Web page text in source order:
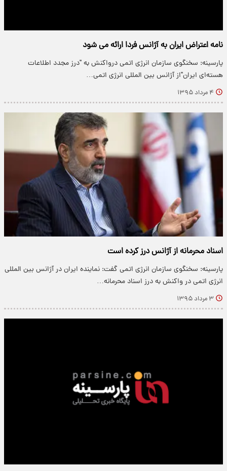
نامه اعتراض ایران به آژانس فردا ارائه می شود
پارسینه: سخنگوی سازمان انرژی اتمی درواکنش به "درز مجدد اطلاعات
هسته‌ای ایران"از آژانس بین المللی انرژی اتمی…
۴ مرداد ۱۳۹۵
اسناد محرمانه از آژانس درز کرده است
پارسینه: سخنگوی سازمان انرژی اتمی گفت: نماینده ایران در آژانس بین المللی
انرژی اتمی در واکنش به درز اسناد محرمانه…
۳ مرداد ۱۳۹۵